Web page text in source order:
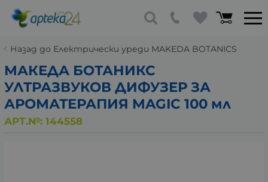
Назад до Електрически уреди MAKEDA BOTANICS
МАКЕДА БОТАНИКС
УЛТРАЗВУКОВ ДИФУЗЕР ЗА
АРОМАТЕРАПИЯ MAGIC 100 мл
АРТ.№: 144558